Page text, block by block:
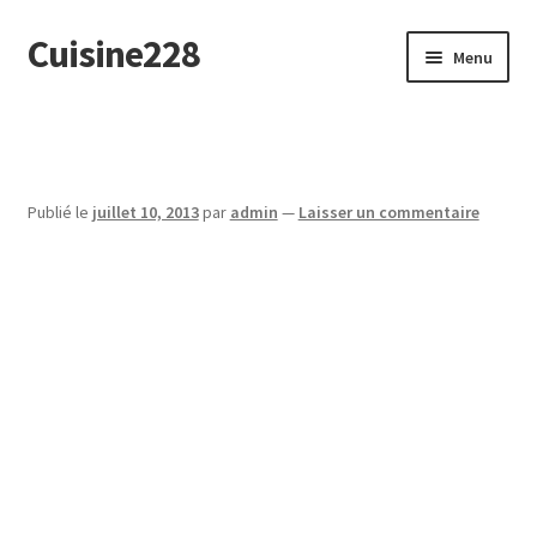
Aller
à
Aller
au
Cuisine228 Menu
Publié le juillet 10, 2013par admin — Laisser un commentaire